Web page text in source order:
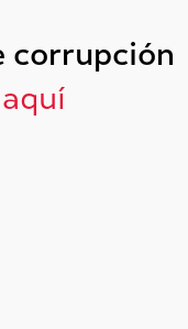
corrupción
aquí